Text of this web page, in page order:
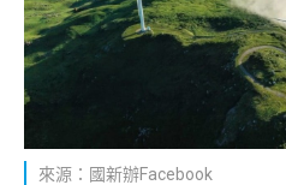
來源：國新辦Facebook